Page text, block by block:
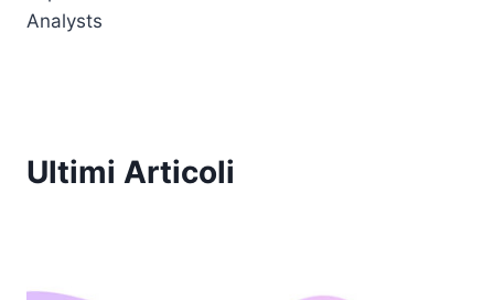
Analysts
Ultimi Articoli